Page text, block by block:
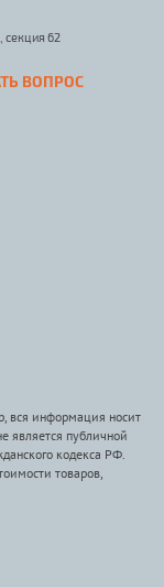
секция 62
ВОПРОС
вся информация носит
является публичной
кодекса РФ.
товаров,